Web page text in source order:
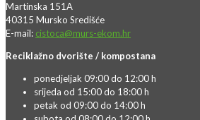
Martinska 151A
40315 Mursko Središće
E-mail: cistoca@murs-ekom.hr
Reciklažno dvorište / kompostana
ponedjeljak 09:00 do 12:00 h
srijeda od 15:00 do 18:00 h
petak od 09:00 do 14:00 h